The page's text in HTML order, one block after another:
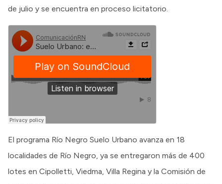
de julio y se encuentra en proceso licitatorio.
El programa Río Negro Suelo Urbano avanza en 18
localidades de Río Negro, ya se entregaron más de 400
lotes en Cipolletti, Viedma, Villa Regina y la Comisión de